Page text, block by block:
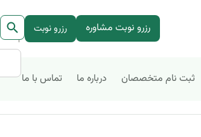
رزرو نوبت مشاوره رزرو نوبت
ثبت نام متخصصان درباره ما تماس با ما